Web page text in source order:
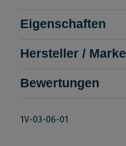
Eigenschaften
Hersteller / Marke
Bewertungen
1V-03-06-01